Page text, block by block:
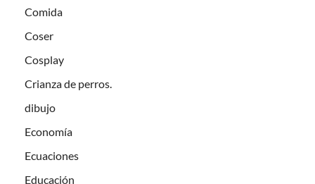
Comida
Coser
Cosplay
Crianza de perros.
dibujo
Economía
Ecuaciones
Educación